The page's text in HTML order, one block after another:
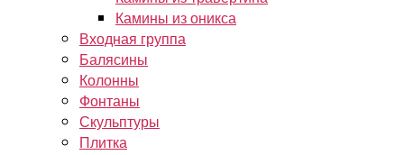
Камины из оникса
Входная группа
Балясины
Колонны
Фонтаны
Скульптуры
Плитка